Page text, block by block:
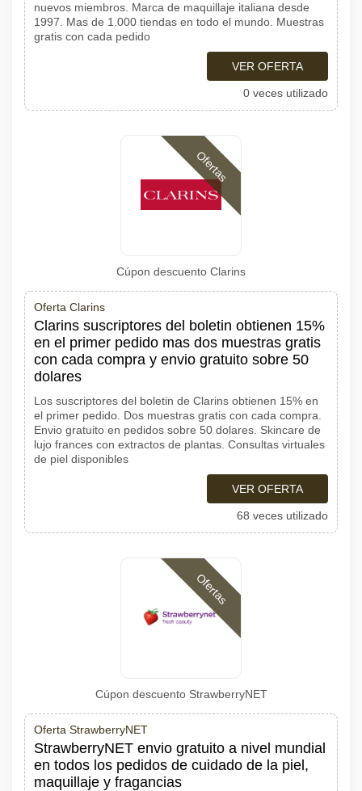
nuevos miembros. Marca de maquillaje italiana desde
1997. Mas de 1.000 tiendas en todo el mundo. Muestras
gratis con cada pedido
VER OFERTA
0 veces utilizado
Ofertas
Cúpon descuento Clarins
Oferta Clarins
Clarins suscriptores del boletin obtienen 15%
en el primer pedido mas dos muestras gratis
con cada compra y envio gratuito sobre 50
dolares
Los suscriptores del boletin de Clarins obtienen 15% en
el primer pedido. Dos muestras gratis con cada compra.
Envio gratuito en pedidos sobre 50 dolares. Skincare de
lujo frances con extractos de plantas. Consultas virtuales
de piel disponibles
VER OFERTA
68 veces utilizado
Ofertas
Cúpon descuento StrawberryNET
Oferta StrawberryNET
StrawberryNET envio gratuito a nivel mundial
en todos los pedidos de cuidado de la piel,
maquillaje y fragancias